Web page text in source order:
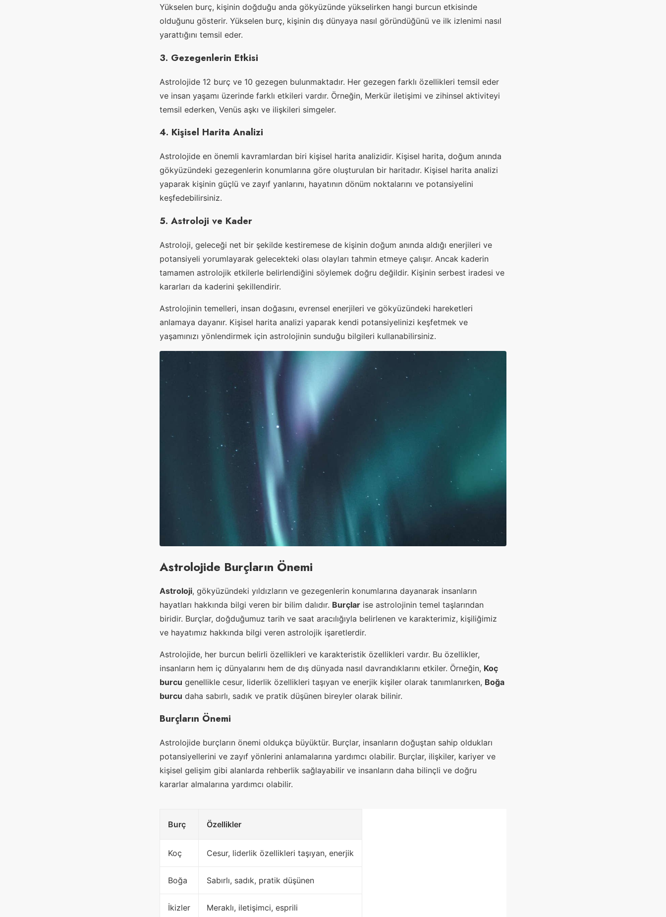
Yükselen burç, kişinin doğduğu anda gökyüzünde yükselirken hangi burcun etkisinde
olduğunu gösterir. Yükselen burç, kişinin dış dünyaya nasıl göründüğünü ve ilk izlenimi nasıl
yarattığını temsil eder.
3. Gezegenlerin Etkisi
Astrolojide 12 burç ve 10 gezegen bulunmaktadır. Her gezegen farklı özellikleri temsil eder
ve insan yaşamı üzerinde farklı etkileri vardır. Örneğin, Merkür iletişimi ve zihinsel aktiviteyi
temsil ederken, Venüs aşkı ve ilişkileri simgeler.
4. Kişisel Harita Analizi
Astrolojide en önemli kavramlardan biri kişisel harita analizidir. Kişisel harita, doğum anında
gökyüzündeki gezegenlerin konumlarına göre oluşturulan bir haritadır. Kişisel harita analizi
yaparak kişinin güçlü ve zayıf yanlarını, hayatının dönüm noktalarını ve potansiyelini
keşfedebilirsiniz.
5. Astroloji ve Kader
Astroloji, geleceği net bir şekilde kestiremese de kişinin doğum anında aldığı enerjileri ve
potansiyeli yorumlayarak gelecekteki olası olayları tahmin etmeye çalışır. Ancak kaderin
tamamen astrolojik etkilerle belirlendiğini söylemek doğru değildir. Kişinin serbest iradesi ve
kararları da kaderini şekillendirir.
Astrolojinin temelleri, insan doğasını, evrensel enerjileri ve gökyüzündeki hareketleri
anlamaya dayanır. Kişisel harita analizi yaparak kendi potansiyelinizi keşfetmek ve
yaşamınızı yönlendirmek için astrolojinin sunduğu bilgileri kullanabilirsiniz.
Astrolojide Burçların Önemi
Astroloji, gökyüzündeki yıldızların ve gezegenlerin konumlarına dayanarak insanların
hayatları hakkında bilgi veren bir bilim dalıdır. Burçlar ise astrolojinin temel taşlarından
biridir. Burçlar, doğduğumuz tarih ve saat aracılığıyla belirlenen ve karakterimiz, kişiliğimiz
ve hayatımız hakkında bilgi veren astrolojik işaretlerdir.
Astrolojide, her burcun belirli özellikleri ve karakteristik özellikleri vardır. Bu özellikler,
insanların hem iç dünyalarını hem de dış dünyada nasıl davrandıklarını etkiler. Örneğin, Koç
burcu genellikle cesur, liderlik özellikleri taşıyan ve enerjik kişiler olarak tanımlanırken, Boğa
burcu daha sabırlı, sadık ve pratik düşünen bireyler olarak bilinir.
Burçların Önemi
Astrolojide burçların önemi oldukça büyüktür. Burçlar, insanların doğuştan sahip oldukları
potansiyellerini ve zayıf yönlerini anlamalarına yardımcı olabilir. Burçlar, ilişkiler, kariyer ve
kişisel gelişim gibi alanlarda rehberlik sağlayabilir ve insanların daha bilinçli ve doğru
kararlar almalarına yardımcı olabilir.
Burç Özellikler
Koç Cesur, liderlik özellikleri taşıyan, enerjik
Boğa Sabırlı, sadık, pratik düşünen
İkizler Meraklı, iletişimci, esprili